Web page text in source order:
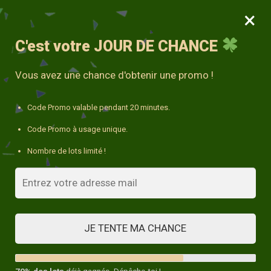
0
10% avec le code « DECO10 »
Coussin Vert Coussin Fauteuil Jardin
×
C'est votre JOUR DE CHANCE
Vous avez une chance d'obtenir une promo !
Code Promo valable pendant 20 minutes.
Code Promo à usage unique.
Nombre de lots limité !
JE TENTE MA CHANCE